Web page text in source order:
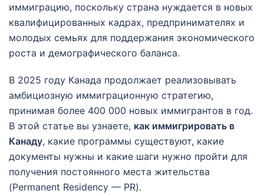
иммиграцию, поскольку страна нуждается в новых
квалифицированных кадрах, предпринимателях и
молодых семьях для поддержания экономического
роста и демографического баланса.
В 2025 году Канада продолжает реализовывать
амбициозную иммиграционную стратегию,
принимая более 400 000 новых иммигрантов в год.
В этой статье вы узнаете, как иммигрировать в
Канаду, какие программы существуют, какие
документы нужны и какие шаги нужно пройти для
получения постоянного места жительства
(Permanent Residency — PR).